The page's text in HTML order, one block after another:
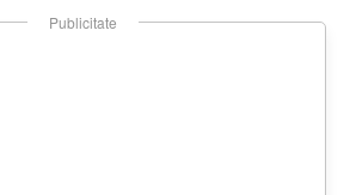
Publicitate